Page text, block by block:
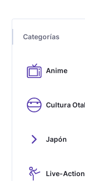
Categorías
Anime
Cultura
Japón
Live-Action